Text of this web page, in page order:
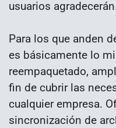
usuarios
Para los que anden
es básicamente lo
reempaquetado,
fin de cubrir las
cualquier empresa.
sincronización de